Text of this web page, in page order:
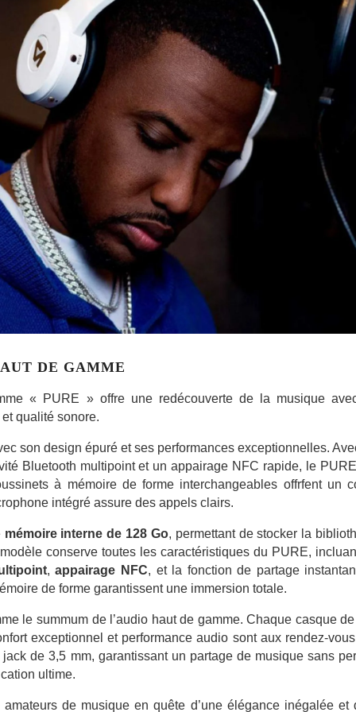
DE GAMME
« PURE » offre une redécouverte de la musique
qualité sonore.
son design épuré et ses performances exceptionnelles.
Bluetooth multipoint et un appairage NFC rapide, le
à mémoire de forme interchangeables offrfent un
intégré assure des appels clairs.
mémoire interne de 128 Go, permettant de stocker la
conserve toutes les caractéristiques du PURE,
,appairage NFC, et la fonction de partage
de forme garantissent une immersion totale.
le summum de l’audio haut de gamme. Chaque casque
exceptionnel et performance audio sont aux rendez-
de 3,5 mm, garantissant un partage de musique sans
ultime.
de musique en quête d’une élégance inégalée et